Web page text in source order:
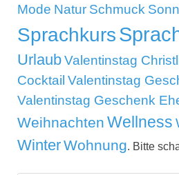
Mode Natur Schmuck
Sprachkurs
UrlaubValentinstag
Cocktail Valentinstag
Valentinstag Geschenk
Weihnachten Wellness
WinterWohnung. Bitte